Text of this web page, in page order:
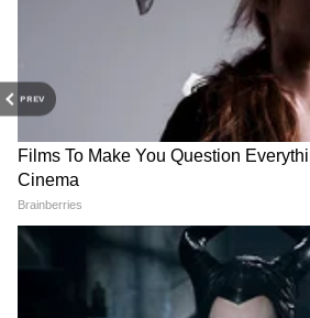
PREV
Related Articles
5 गाड्या! जाणून घ्या अधिक
Retirement Rule: ५ महिने जास्त नोकरी, ५
जास्त पगार! केंद्रीय कर्मचाऱ्यांसाठी हा नवीन